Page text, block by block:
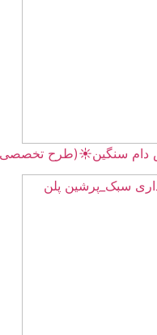
تخصصی برای وام و مجوز)